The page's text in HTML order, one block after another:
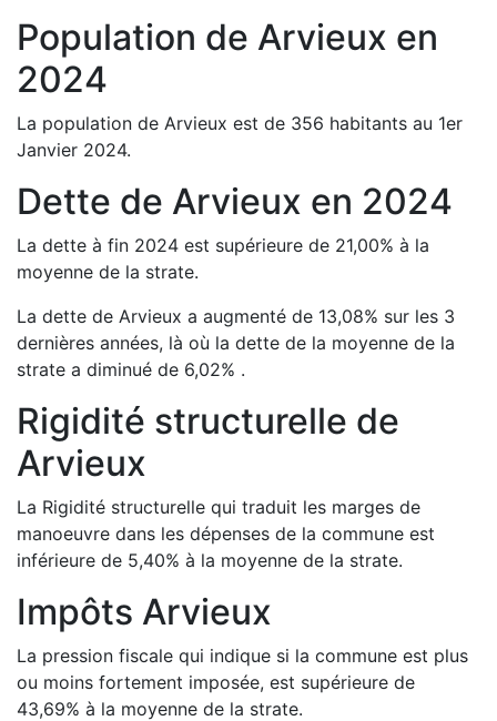
Population de Arvieux en
2024
La population de Arvieux est de 356 habitants au 1er
Janvier 2024.
Dette de Arvieux en 2024
La dette à fin 2024 est supérieure de 21,00% à la
moyenne de la strate.
La dette de Arvieux a augmenté de 13,08% sur les 3
dernières années, là où la dette de la moyenne de la
strate a diminué de 6,02% .
Rigidité structurelle de
Arvieux
La Rigidité structurelle qui traduit les marges de
manoeuvre dans les dépenses de la commune est
inférieure de 5,40% à la moyenne de la strate.
Impôts Arvieux
La pression fiscale qui indique si la commune est plus
ou moins fortement imposée, est supérieure de
43,69% à la moyenne de la strate.